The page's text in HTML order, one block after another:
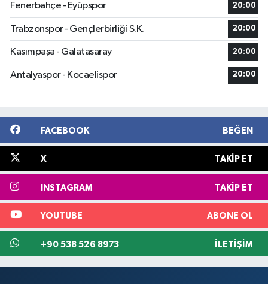
Fenerbahçe - Eyüpspor 20:00
Trabzonspor - Gençlerbirliği S.K. 20:00
Kasımpaşa - Galatasaray 20:00
Antalyaspor - Kocaelispor 20:00
FACEBOOK BEĞEN
X TAKIP ET
INSTAGRAM TAKIP ET
YOUTUBE ABONE OL
+90 538 526 8973 İLETIŞIM